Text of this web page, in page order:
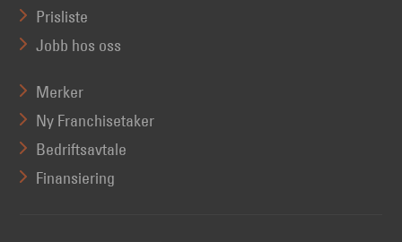
Prisliste
Jobb hos oss
Merker
Ny Franchisetaker
Bedriftsavtale
Finansiering